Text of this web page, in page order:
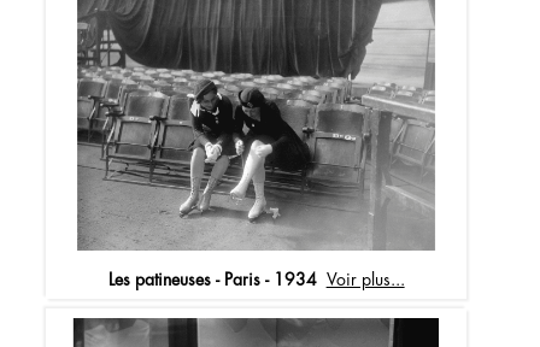
Les patineuses - Paris - 1934 Voir plus...